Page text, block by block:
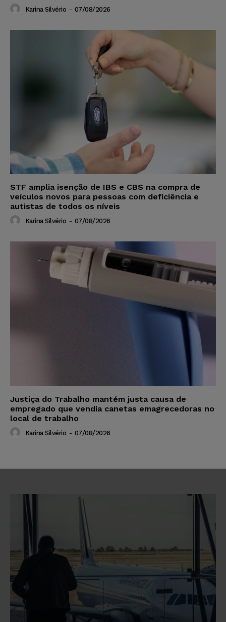
Karina Silvério - 07/08/2026
STF amplia isenção de IBS e CBS na compra de
veículos novos para pessoas com deficiência e
autistas de todos os níveis
Karina Silvério - 07/08/2026
Justiça do Trabalho mantém justa causa de
empregado que vendia canetas emagrecedoras no
local de trabalho
Karina Silvério - 07/08/2026